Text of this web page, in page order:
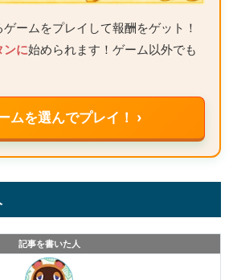
ームをプレイして報酬をゲット！
ンに始められます！ゲーム以外でも
ムを選んでプレイ！ ›
記事を書いた人